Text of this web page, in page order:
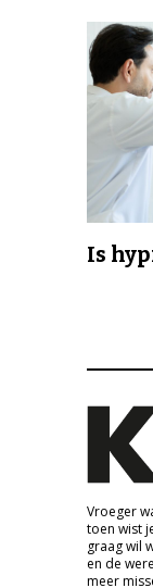
Is
Vroeger
toen wist
graag wil
en de
meer